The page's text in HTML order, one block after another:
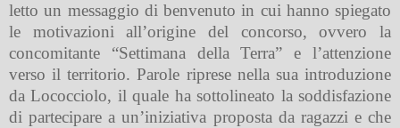
letto un messaggio di benvenuto in cui hanno spiegato
le motivazioni all’origine del concorso, ovvero la
concomitante “Settimana della Terra” e l’attenzione
verso il territorio. Parole riprese nella sua introduzione
da Lococciolo, il quale ha sottolineato la soddisfazione
di partecipare a un’iniziativa proposta da ragazzi e che